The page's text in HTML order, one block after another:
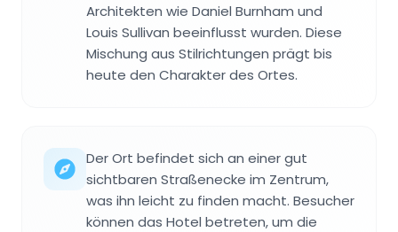
Architekten wie Daniel Burnham und
Louis Sullivan beeinflusst wurden. Diese
Mischung aus Stilrichtungen prägt bis
heute den Charakter des Ortes.
Der Ort befindet sich an einer gut
sichtbaren Straßenecke im Zentrum,
was ihn leicht zu finden macht. Besucher
können das Hotel betreten, um die